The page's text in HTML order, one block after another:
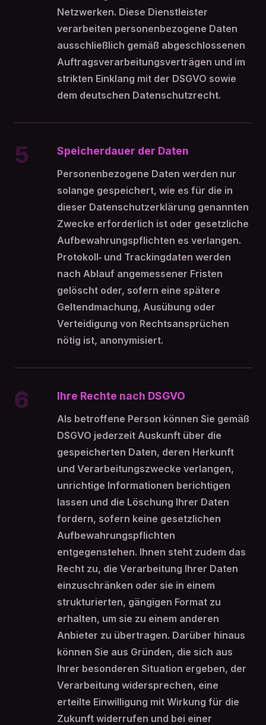
Netzwerken. Diese Dienstleister
verarbeiten personenbezogene Daten
ausschließlich gemäß abgeschlossenen
Auftragsverarbeitungsverträgen und im
strikten Einklang mit der DSGVO sowie
dem deutschen Datenschutzrecht.
5 Speicherdauer der Daten
Personenbezogene Daten werden nur
solange gespeichert, wie es für die in
dieser Datenschutzerklärung genannten
Zwecke erforderlich ist oder gesetzliche
Aufbewahrungspflichten es verlangen.
Protokoll‑ und Trackingdaten werden
nach Ablauf angemessener Fristen
gelöscht oder, sofern eine spätere
Geltendmachung, Ausübung oder
Verteidigung von Rechtsansprüchen
nötig ist, anonymisiert.
6 Ihre Rechte nach DSGVO
Als betroffene Person können Sie gemäß
DSGVO jederzeit Auskunft über die
gespeicherten Daten, deren Herkunft
und Verarbeitungszwecke verlangen,
unrichtige Informationen berichtigen
lassen und die Löschung Ihrer Daten
fordern, sofern keine gesetzlichen
Aufbewahrungspflichten
entgegenstehen. Ihnen steht zudem das
Recht zu, die Verarbeitung Ihrer Daten
einzuschränken oder sie in einem
strukturierten, gängigen Format zu
erhalten, um sie zu einem anderen
Anbieter zu übertragen. Darüber hinaus
können Sie aus Gründen, die sich aus
Ihrer besonderen Situation ergeben, der
Verarbeitung widersprechen, eine
erteilte Einwilligung mit Wirkung für die
Zukunft widerrufen und bei einer